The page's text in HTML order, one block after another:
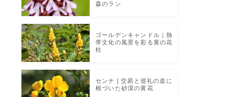
森のラン
ゴールデンキャンドル｜熱
帯文化の風景を彩る黄の花
柱
センナ | 交易と巡礼の道に
根づいた砂漠の黄花